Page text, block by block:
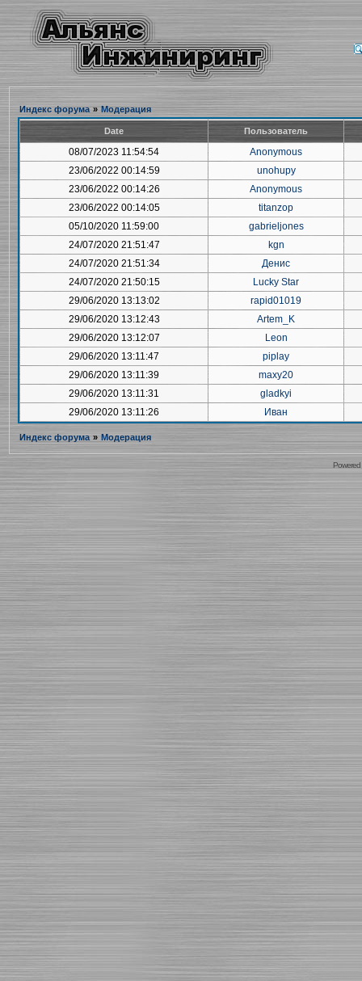
Индекс форума » Модерация
Date Пользователь
08/07/2023 11:54:54
Anonymous
23/06/2022 00:14:59
unohupy
23/06/2022 00:14:26
Anonymous
23/06/2022 00:14:05
titanzop
05/10/2020 11:59:00
gabrieljones
24/07/2020 21:51:47
kgn
24/07/2020 21:51:34
Денис
24/07/2020 21:50:15
Lucky Star
29/06/2020 13:13:02
rapid01019
29/06/2020 13:12:43
Artem_K
29/06/2020 13:12:07
Leon
29/06/2020 13:11:47
piplay
29/06/2020 13:11:39
maxy20
29/06/2020 13:11:31
gladkyi
29/06/2020 13:11:26
Иван
Индекс форума » Модерация